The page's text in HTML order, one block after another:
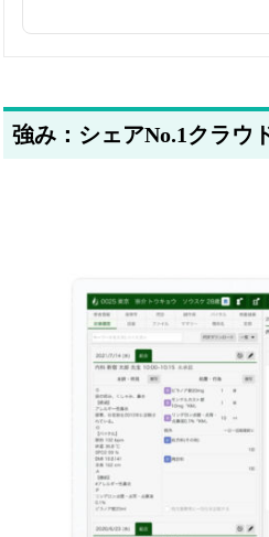
筆者情報を更新しました
強み：シェアNo.1クラウ